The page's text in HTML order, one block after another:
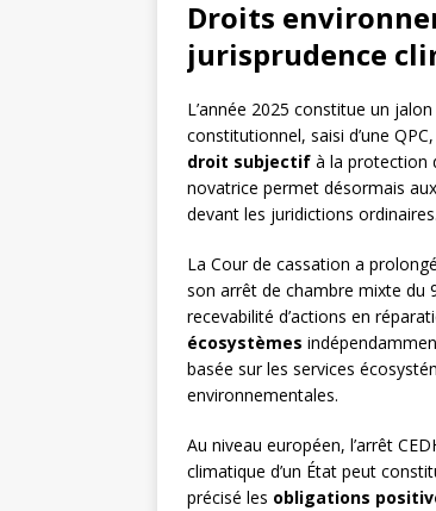
Droits
jurisprudence
L’année 2025 constitue un
constitutionnel, saisi d’une
droit subjectif à la protection
novatrice permet désormais
devant les juridictions ordinaires.
La Cour de cassation a
son arrêt de chambre mixte du
recevabilité d’actions en
écosystèmes
basée sur les services
environnementales.
Au niveau européen, l’arrêt
climatique d’un État peut
précisé les obligations